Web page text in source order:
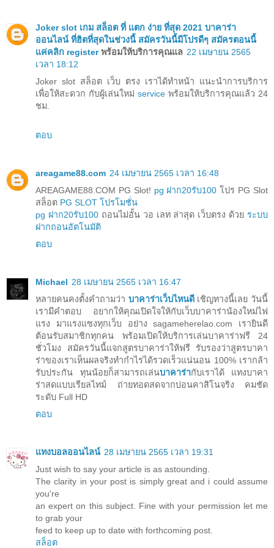
Joker slot เกม สล็อต ที่ แตก ง่าย ที่สุด 2021 บาคาร่า
ออนไลน์ ที่ฮิตที่สุดในช่วงนี้ สมัครวันนี้มีโปรดีๆ สมัครตอนนี้
แค่คลิก registerพร้อมให้บริการคุณแล 22 เมษายน 2565
เวลา 18:12
Joker slot สล็อต เว็บ ตรง เราได้ทำหน้า แนะนำการบริการ
เพื่อให้สะดวก กับผู้เล่นใหม่ service พร้อมให้บริการคุณแล้ว 24
ชม.
ตอบ
areagame88.com 24 เมษายน 2565 เวลา 16:48
AREAGAME88.COM PG Slot! pg ฝาก20รับ100 โปร PG Slot
สล็อต PG SLOT โปรโมชั่น
pg ฝาก20รับ100 ถอนไม่อั้น วอ เลท ล่าสุด เว็บตรง ด้วย ระบบ
ฝากถอนอัตโนมัติ
ตอบ
Michael 28 เมษายน 2565 เวลา 16:47
หลายคนคงตั้งคำถามว่า บาคาร่าเว็บไหนดีเชิญทางนี้เลย วันนี้
เรามีคำตอบ อยากให้คุณเปิดใจให้กับเว็บบาคาร่าน้องใหม่ไฟ
แรง มาแรงแซงทุกเว็บ อย่าง sagameherelao.com เรายินดี
ต้อนรับสมาชิกทุกคน พร้อมเปิดให้บริการเล่นบาคาร่าฟรี 24
ชั่วโมง สมัครวันนี้แจกสูตรบาคาร่าให้ฟรี รับรองว่าสูตรบาคา
ร่าของเราเห็นผลจริงทำกำไรได้รวดเร็วแน่นอน 100% เรากล้า
รับประกัน ทุนน้อยก็สามารถเล่นบาคาร่ากับเราได้ แทงบาคา
ร่าสดแบบเรียลไทม์ ถ่ายทอดสดจากบ่อนคาสิโนจริง คมชัด
ระดับ Full HD
ตอบ
แทงบอลออนไลน์ 28 เมษายน 2565 เวลา 19:31
Just wish to say your article is as astounding.
The clarity in your post is simply great and i could assume
you're
an expert on this subject. Fine with your permission let me
to grab your
feed to keep up to date with forthcoming post.
สล็อต